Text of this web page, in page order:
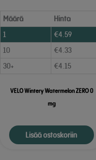
Määrä
Hinta
1
€4.59
10
€4.33
30+
€4.15
VELO Wintery Watermelon ZERO 0
mg
Lisää ostoskoriin